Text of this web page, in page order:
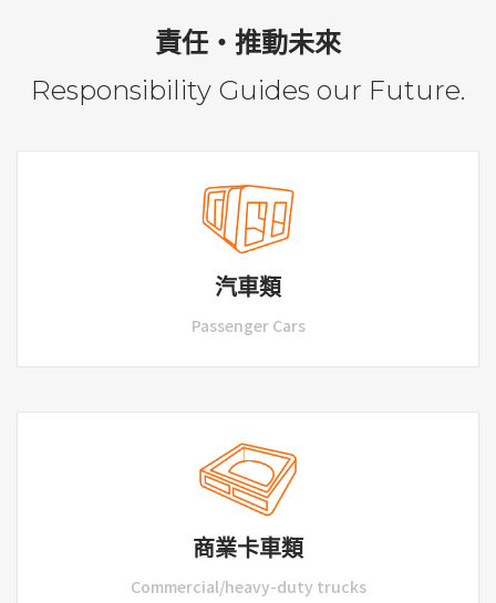
責任・推動未來
Responsibility Guides our Future.
汽車類
Passenger Cars
商業卡車類
Commercial/heavy-duty trucks